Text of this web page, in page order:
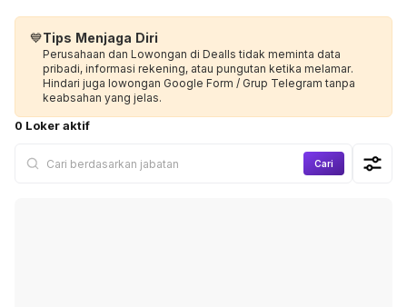
💙Tips Menjaga Diri
Perusahaan dan Lowongan di Dealls tidak meminta data
pribadi, informasi rekening, atau pungutan ketika melamar.
Hindari juga lowongan Google Form / Grup Telegram tanpa
keabsahan yang jelas.
0 Loker aktif
Cari